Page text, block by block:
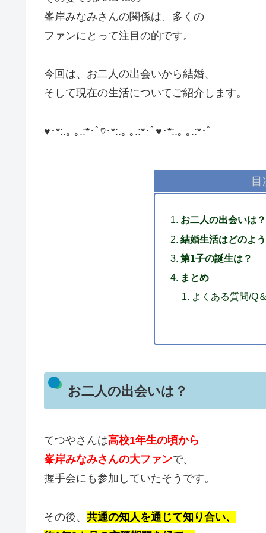
峯岸みなみさんの関係は、多くの
ファンにとって注目の的です。
今回は、お二人の出会いから結婚、
そして現在の生活についてご紹介します。
♥･*:.｡ ｡.:*･ﾟ♡･*:.｡ ｡.:*･ﾟ♥･*:.｡ ｡.:*･ﾟ
目
お二人の出会いは？
結婚生活はどのよ
第1子の誕生は？
まとめ
よくある質問/Q
お二人の出会いは？
てつやさんは高校1年生の頃から
峯岸みなみさんの大ファンで、
握手会にも参加していたそうです。
その後、 共通の知人を通じて知り合い、